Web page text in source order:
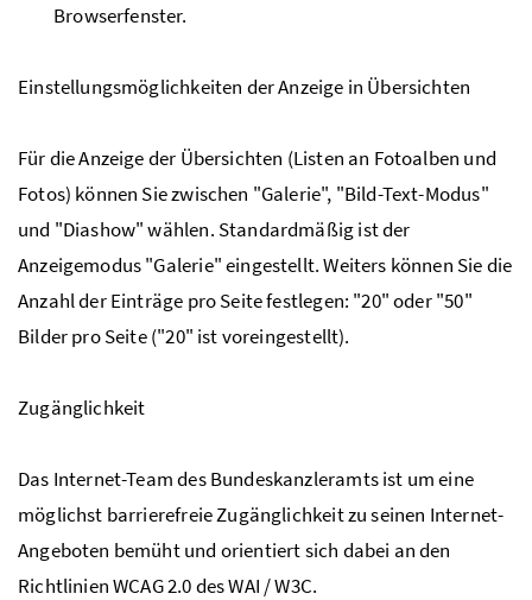
Browserfenster.
Einstellungsmöglichkeiten der Anzeige in Übersichten
Für die Anzeige der Übersichten (Listen an Fotoalben und
Fotos) können Sie zwischen "Galerie", "Bild-Text-Modus"
und "Diashow" wählen. Standardmäßig ist der
Anzeigemodus "Galerie" eingestellt. Weiters können Sie die
Anzahl der Einträge pro Seite festlegen: "20" oder "50"
Bilder pro Seite ("20" ist voreingestellt).
Zugänglichkeit
Das Internet-Team des Bundeskanzleramts ist um eine
möglichst barrierefreie Zugänglichkeit zu seinen Internet-
Angeboten bemüht und orientiert sich dabei an den
Richtlinien WCAG 2.0 des WAI / W3C.